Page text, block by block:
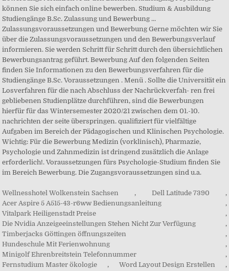
Wellnesshotel Wolkenstein Sachsen , Dell Latitude 7390
,
Acer Aspire 5 A515-43-r6ww Bedienungsanleitung
,
Vitalpark Heiligenstadt Preise
,
Die Nvidia Anzeigeeinstellungen Stehen Nicht Zur Verfügung
,
Timberjacks Göttingen öffnungszeiten
,
Hundeschule Mit Ferienwohnung
,
Minigolf Ehrenbreitstein Telefonnummer
,
Fernstudium Master ökologie
, Word Layout Design Erstellen ,